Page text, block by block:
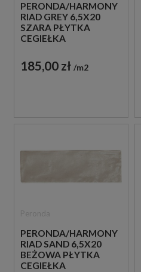
PERONDA/HARMONY
RIAD GREY 6,5X20
SZARA PŁYTKA
CEGIEŁKA
185,00 zł m2
PERONDA/HARMONY
RIAD SAND 6,5X20
BEŻOWA PŁYTKA
CEGIEŁKA